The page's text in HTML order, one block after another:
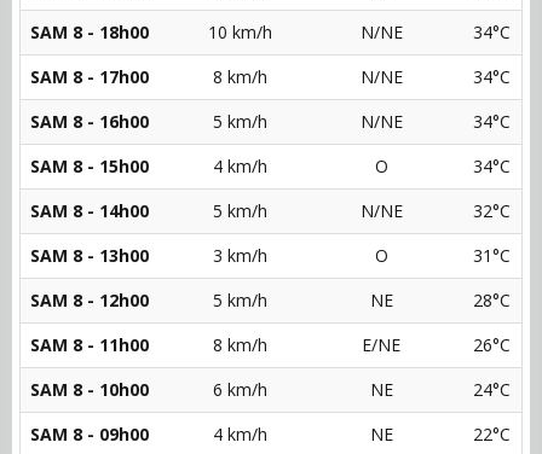
SAM 8 - 18h00
10 km/h N/NE
34°C
SAM 8 - 17h00
8 km/h N/NE
34°C
SAM 8 - 16h00
5 km/h N/NE
34°C
SAM 8 - 15h00
4 km/h O
34°C
SAM 8 - 14h00
5 km/h N/NE
32°C
SAM 8 - 13h00
3 km/h O
31°C
SAM 8 - 12h00
5 km/h NE
28°C
SAM 8 - 11h00
8 km/h E/NE
26°C
SAM 8 - 10h00
6 km/h NE
24°C
SAM 8 - 09h00
4 km/h NE
22°C